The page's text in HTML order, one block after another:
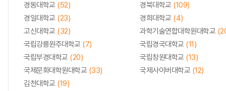
경동대학교 (52) 경북대학교 (109)
경일대학교 (23) 경희대학교 (4)
고신대학교 (32) 과학기술연합대학원대학교
국립강릉원주대학교 (7) 국립경국대학교 (11)
국립부경대학교 (20) 국립창원대학교 (13)
국제문화대학원대학교 (33) 국제사이버대학교 (12)
김천대학교 (19)